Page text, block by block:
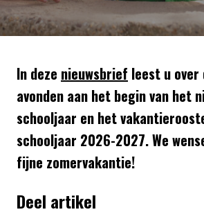
In deze nieuwsbrief leest u
avonden aan het begin van het
schooljaar en het
schooljaar 2026-2027. We
fijne zomervakantie!
Deel artikel